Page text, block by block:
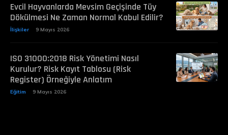
Evcil Hayvanlarda Mevsim Geçişinde Tüy
Dökülmesi Ne Zaman Normal Kabul Edilir?
İlişkiler 9 Mayıs 2026
ISO 31000:2018 Risk Yönetimi Nasıl
Kurulur? Risk Kayıt Tablosu (Risk
Register) Örneğiyle Anlatım
Eğitim 9 Mayıs 2026